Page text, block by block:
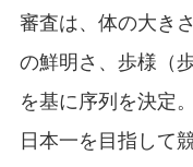
審査は、体の大き
の鮮明さ、歩様（
を基に序列を決定
日本一を目指して